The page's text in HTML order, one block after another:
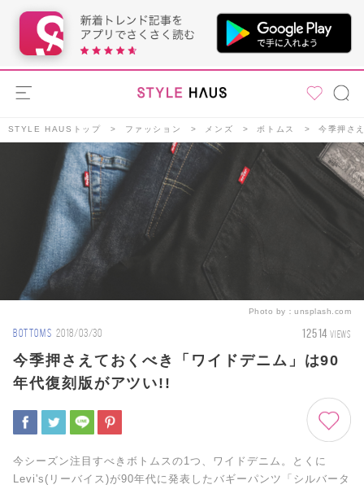
STYLE HAUSトップ ファッション メンズ ボトムス 今季押さ
Photo by： unsplash.com
BOTTOMS 2018/03/30 12514 VIEWS
今季押さえておくべき「ワイドデニム」は90
年代復刻版がアツい!!
今シーズン注目すべきボトムスの1つ、ワイドデニム。とくに
Levi's(リーバイス)が90年代に発表したバギーパンツ「シルバータ